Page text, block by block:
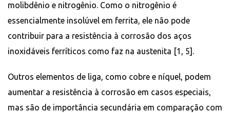
molibdênio e nitrogênio. Como o nitrogênio é
essencialmente insolúvel em ferrita, ele não pode
contribuir para a resistência à corrosão dos aços
inoxidáveis ​​ferríticos como faz na austenita [1, 5].
Outros elementos de liga, como cobre e níquel, podem
aumentar a resistência à corrosão em casos especiais,
mas são de importância secundária em comparação com